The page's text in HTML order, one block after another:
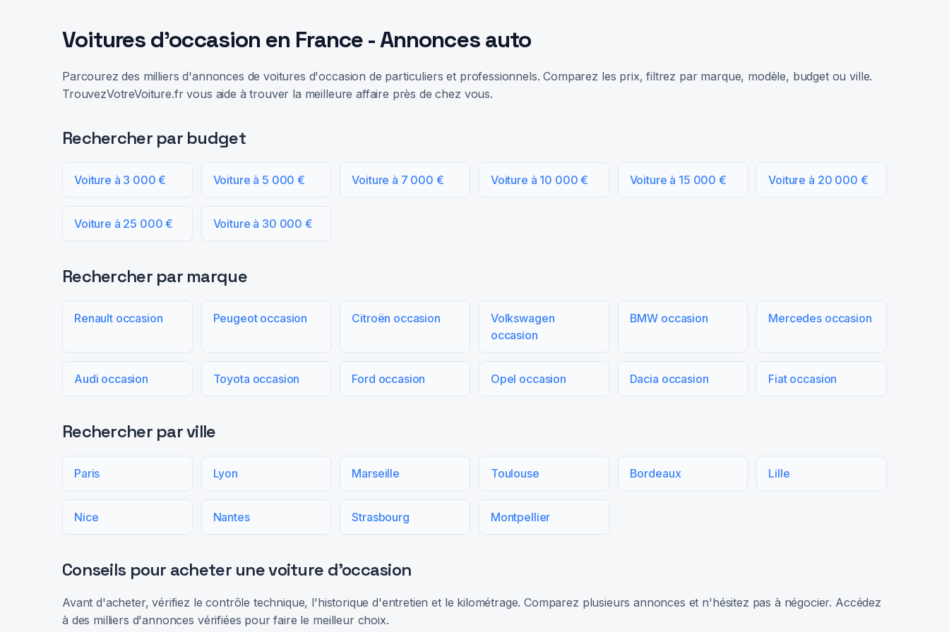
Voitures d'occasion en France - Annonces auto
Parcourez des milliers d'annonces de voitures d'occasion de particuliers et professionnels. Comparez les prix, filtrez par marque, modèle, budget ou ville.
TrouvezVotreVoiture.fr vous aide à trouver la meilleure affaire près de chez vous.
Rechercher par budget
Voiture à 3 000 € Voiture à 5 000 € Voiture à 7 000 € Voiture à 10 000 € Voiture à 15 000 € Voiture à 20 000 €
Voiture à 25 000 € Voiture à 30 000 €
Rechercher par marque
Renault occasion Peugeot occasion Citroën occasion
Volkswagen
occasion
BMW occasion Mercedes occasion
Audi occasion Toyota occasion Ford occasion Opel occasion Dacia occasion Fiat occasion
Rechercher par ville
Paris Lyon Marseille Toulouse Bordeaux Lille
Nice Nantes Strasbourg Montpellier
Conseils pour acheter une voiture d'occasion
Avant d'acheter, vérifiez le contrôle technique, l'historique d'entretien et le kilométrage. Comparez plusieurs annonces et n'hésitez pas à négocier. Accédez
à des milliers d'annonces vérifiées pour faire le meilleur choix.